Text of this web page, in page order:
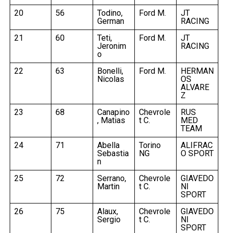
20
56
Todino,
German
Ford M.
JT
RACING
21
60
Teti,
Jeronim
o
Ford M.
JT
RACING
22 63
Bonelli,
Nicolas
Ford M.
HERMAN
OS
ALVARE
Z
23
68
Canapino
, Matias
Chevrole
t C.
RUS
MED
TEAM
24
71
Abella
Sebastia
n
Torino
NG
ALIFRAC
O SPORT
25 72
Serrano,
Martin
Chevrole
t C.
GIAVEDO
NI
SPORT
26
75
Alaux,
Sergio
Chevrole
t C.
GIAVEDO
NI
SPORT